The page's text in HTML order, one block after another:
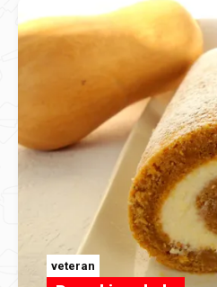
veteran